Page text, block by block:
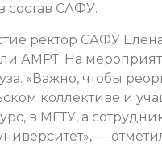
состав САФУ.
ректор САФУ
АМРТ. На
«Важно, чтобы
коллективе и
в МГТУ, а
—